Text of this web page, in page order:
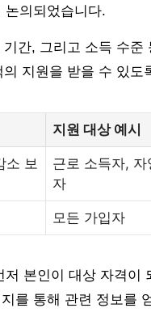
논의되었습니다.
간, 그리고 소득 수준
지원을 받을 수 있도
지원 대상 예시
소 보
근로 소득자, 자
자
모든 가입자
본인이 대상 자격이
를 통해 관련 정보를